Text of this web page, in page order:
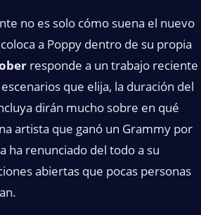
no es solo cómo suena el nuevo
a Poppy dentro de su propia
responde a un trabajo reciente
que elija, la duración del
dirán mucho sobre en qué
artista que ganó un Grammy por
ha renunciado del todo a su
abiertas que pocas personas